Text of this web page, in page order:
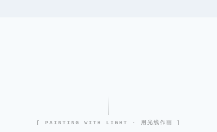
[ PAINTING WITH LIGHT · 用光线作画 ]